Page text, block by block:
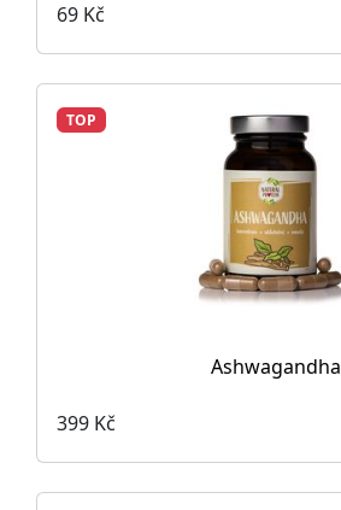
69 Kč
TOP
Ashwagandha
399 Kč